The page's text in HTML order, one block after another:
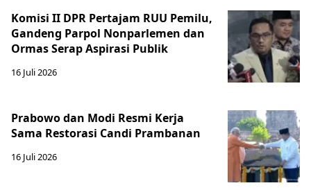
Komisi II DPR Pertajam RUU Pemilu,
Gandeng Parpol Nonparlemen dan
Ormas Serap Aspirasi Publik
16 Juli 2026
Prabowo dan Modi Resmi Kerja
Sama Restorasi Candi Prambanan
16 Juli 2026